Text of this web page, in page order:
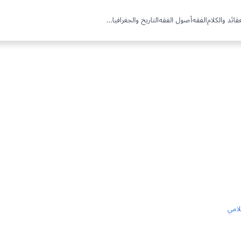
والكلامالفقهأصول الفقهالتاريخ والجغرافيا...